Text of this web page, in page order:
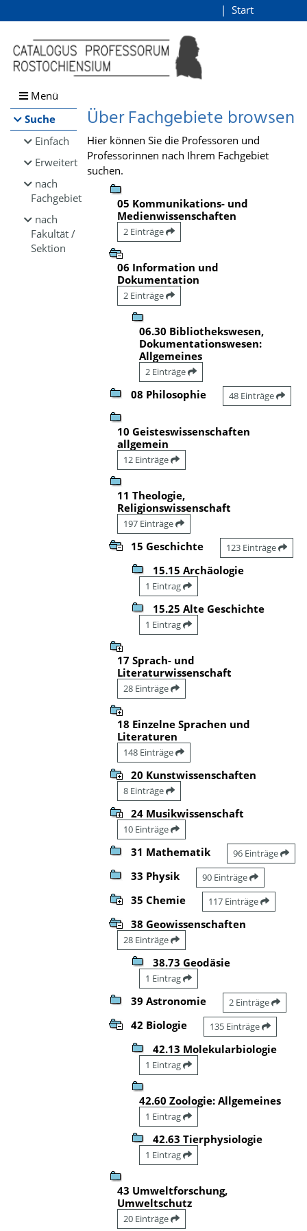
Browsen
direkt zum Inhalt
Start
Menü
Suche
Einfach
Erweitert
nach
Fachgebiet
nach
Fakultät /
Sektion
Über Fachgebiete browsen
Hier können Sie die Professoren und
Professorinnen nach Ihrem Fachgebiet
suchen.
05 Kommunikations- und
Medienwissenschaften
2 Einträge
06 Information und
Dokumentation
2 Einträge
06.30 Bibliothekswesen,
Dokumentationswesen:
Allgemeines
2 Einträge
08 Philosophie 48 Einträge
10 Geisteswissenschaften
allgemein
12 Einträge
11 Theologie,
Religionswissenschaft
197 Einträge
15 Geschichte 123 Einträge
15.15 Archäologie
1 Eintrag
15.25 Alte Geschichte
1 Eintrag
17 Sprach- und
Literaturwissenschaft
28 Einträge
18 Einzelne Sprachen und
Literaturen
148 Einträge
20 Kunstwissenschaften
8 Einträge
24 Musikwissenschaft
10 Einträge
31 Mathematik 96 Einträge
33 Physik 90 Einträge
35 Chemie 117 Einträge
38 Geowissenschaften
28 Einträge
38.73 Geodäsie
1 Eintrag
39 Astronomie 2 Einträge
42 Biologie 135 Einträge
42.13 Molekularbiologie
1 Eintrag
42.60 Zoologie: Allgemeines
1 Eintrag
42.63 Tierphysiologie
1 Eintrag
43 Umweltforschung,
Umweltschutz
20 Einträge